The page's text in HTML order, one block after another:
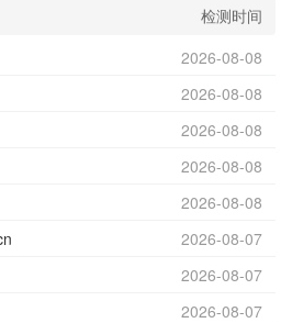
检测时间
2026-08-08
2026-08-08
2026-08-08
2026-08-08
2026-08-08
2026-08-07
2026-08-07
2026-08-07